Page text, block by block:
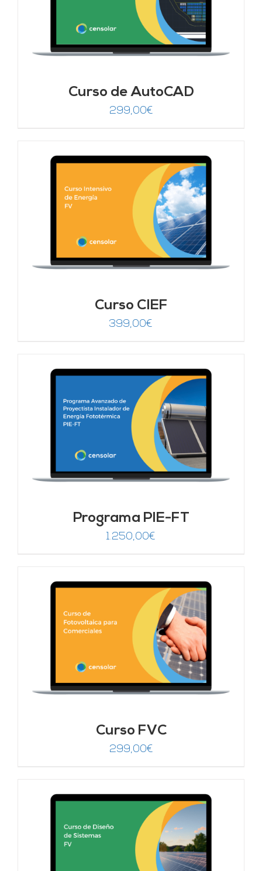
Curso de AutoCAD
299,00€
Curso CIEF
399,00€
Programa PIE-FT
1.250,00€
Curso FVC
299,00€